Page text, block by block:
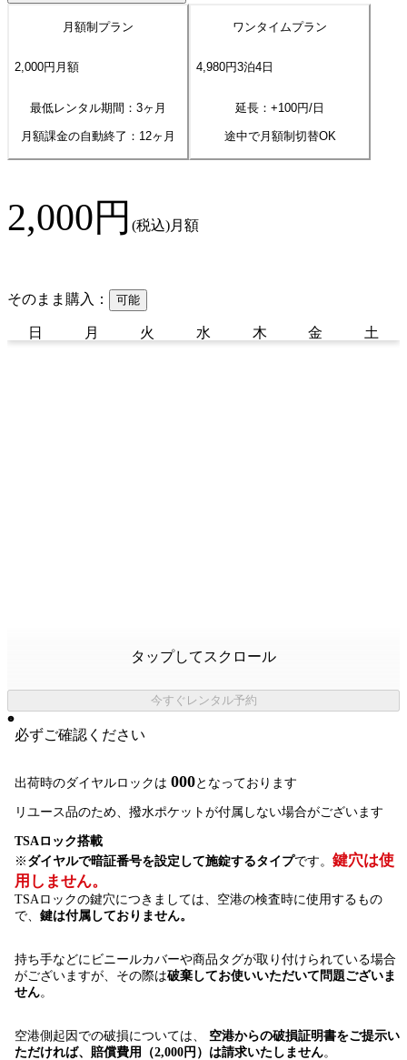
月額制プラン
2,000円 月額
最低レンタル期間：3ヶ月
月額課金の自動終了： 12ヶ月
ワンタイムプラン
4,980円3泊4 日
延長：+100円/日
途中で月額制切替OK
2,000円 (税込)月額
そのまま購入： 可能
日 月 火 水 木 金 土
タップしてスクロール
今すぐレンタル予約
必ずご確認ください
出荷時のダイヤルロックは 000となっております
リユース品のため、撥水ポケットが付属しない場合がございます
TSAロック搭載
※ ダイヤルで暗証番号を設定して施錠するタイプです。 鍵穴は使
用しません。
TSAロックの鍵穴につきましては、空港の検査時に使用するもの
で、 鍵は付属しておりません。
持ち手などにビニールカバーや商品タグが取り付けられている場合
がございますが、その際は破棄してお使いいただいて問題ございま
せん。
空港側起因での破損については、 空港からの破損証明書をご提示い
ただければ、賠償費用（2,000円）は請求いたしません。